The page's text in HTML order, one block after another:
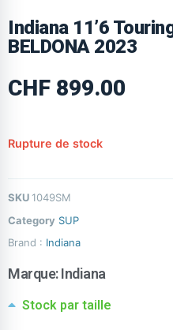
Indiana 11’6
BELDONA 2023
CHF 899.00
Rupture de stock
SKU 1049SM
Category SUP
Brand : Indiana
Marque:Indiana
Stock par taille